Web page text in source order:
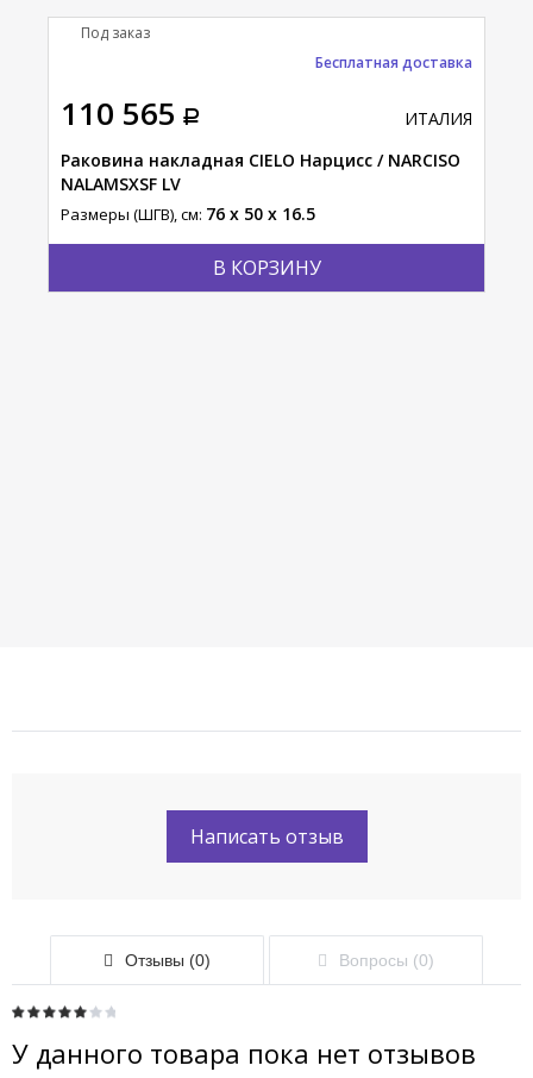
110 565
В КОРЗИНУ
ИТАЛИЯ
Раковина накладная CIELO Нарцисс / NARCISO
NALAMSXSF LV
Размеры (ШГВ), см: 76 x 50 x 16.5
Под заказ
Бесплатная доставка
Написать отзыв
Отзывы (0) Вопросы (0)
У данного товара пока нет отзывов